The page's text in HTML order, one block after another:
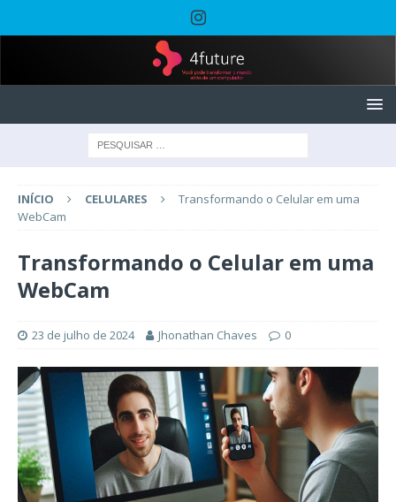
INÍCIO CELULARES
Transformando o Celular em uma
WebCam
Transformando o Celular em uma
WebCam
23 de julho de 2024 Jhonathan Chaves 0